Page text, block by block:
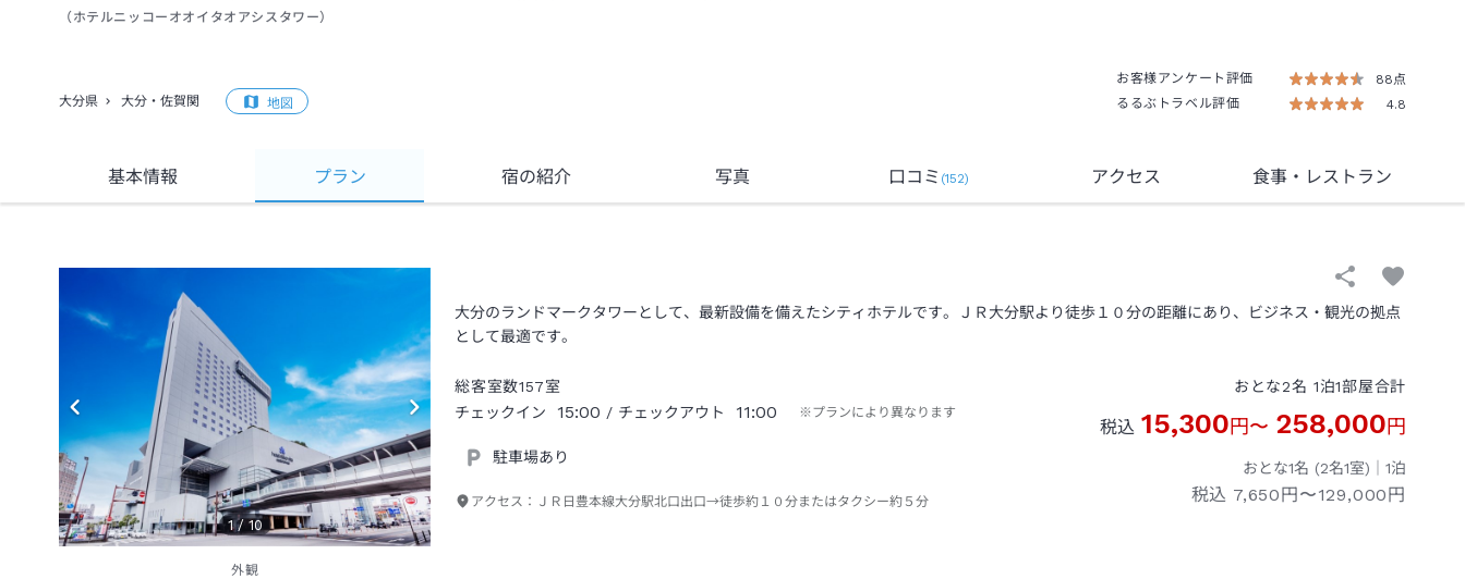
（ ホテルニッコーオオイタオアシスタワー）
大分県 大分・佐賀関 地図
お客様アンケート評価
88点
るるぶトラベル評価
4.8
基本情報 プラン 宿の紹介 写真 口コミ (152) アクセス 食事・レストラン
1 / 10
外観
大分のランドマークタワーとして、最新設備を備えたシティホテルです。ＪＲ大分駅より徒歩１０分の距離にあり、ビジネス・観光の拠点
として最適です。
総客室数157室
チェックイン
15:00 / チェックアウト 11:00 ※プランにより異なります
駐車場あり
アクセス： ＪＲ日豊本線大分駅北口出口→徒歩約１０分またはタクシー約５分
おとな2名 1泊1部屋合計
税込 15,300円〜 258,000円
おとな1名 (2名1室)｜ 1泊
税込 7,650円〜129,000円